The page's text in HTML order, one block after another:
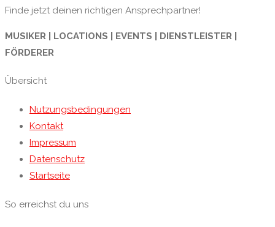
Finde jetzt deinen richtigen Ansprechpartner!
MUSIKER | LOCATIONS | EVENTS | DIENSTLEISTER |
FÖRDERER
Übersicht
Nutzungsbedingungen
Kontakt
Impressum
Datenschutz
Startseite
So erreichst du uns